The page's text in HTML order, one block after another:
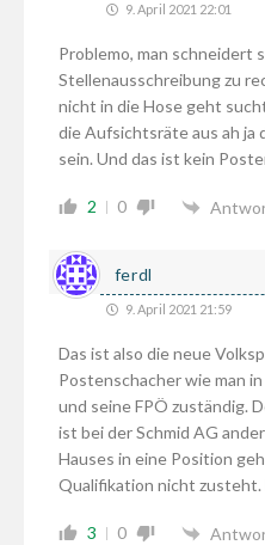
9. April 2021 22:01
Problemo, man schneidert
Stellenausschreibung zu
nicht in die Hose geht
die Aufsichtsräte aus ah ja
sein. Und das ist kein
2 0
ferdl
9. April 2021 21:59
Das ist also die neue
Postenschacher wie man
und seine FPÖ zuständig.
ist bei der Schmid AG
Hauses in eine Position
Qualifikation nicht zusteht.
3 0